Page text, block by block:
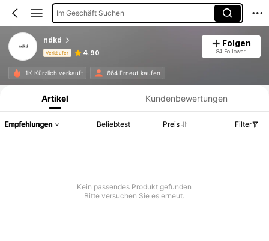
Im Geschäft Suchen
ndkd
Verkäufer 4.90
Folgen
84 Follower
1K Kürzlich verkauft 664 Erneut kaufen
Produktinformation: Preisangabe, Verkaufs- und Lagerbestandsdetails.
Artikel Kundenbewertungen
Empfehlungen Beliebtest Preis Filter
Kein passendes Produkt gefunden
Bitte versuchen Sie es erneut.